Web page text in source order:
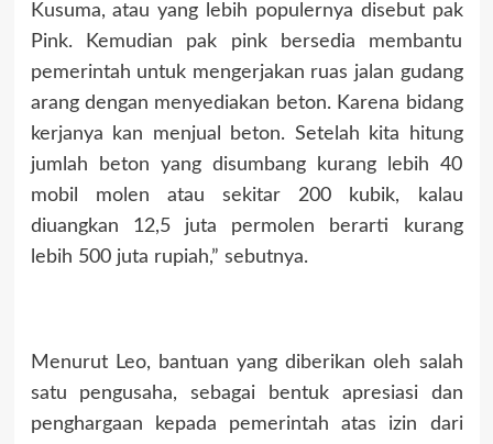
Kusuma, atau yang lebih populernya disebut pak
Pink. Kemudian pak pink bersedia membantu
pemerintah untuk mengerjakan ruas jalan gudang
arang dengan menyediakan beton. Karena bidang
kerjanya kan menjual beton. Setelah kita hitung
jumlah beton yang disumbang kurang lebih 40
mobil molen atau sekitar 200 kubik, kalau
diuangkan 12,5 juta permolen berarti kurang
lebih 500 juta rupiah,” sebutnya.
Menurut Leo, bantuan yang diberikan oleh salah
satu pengusaha, sebagai bentuk apresiasi dan
penghargaan kepada pemerintah atas izin dari